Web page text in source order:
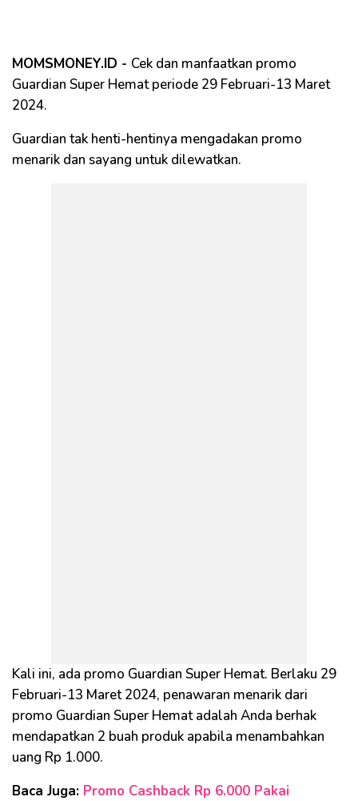
MOMSMONEY.ID - Cek dan manfaatkan promo
Guardian Super Hemat periode 29 Februari-13 Maret
2024.
Guardian tak henti-hentinya mengadakan promo
menarik dan sayang untuk dilewatkan.
Kali ini, ada promo Guardian Super Hemat. Berlaku 29
Februari-13 Maret 2024, penawaran menarik dari
promo Guardian Super Hemat adalah Anda berhak
mendapatkan 2 buah produk apabila menambahkan
uang Rp 1.000.
Baca Juga: Promo Cashback Rp 6.000 Pakai